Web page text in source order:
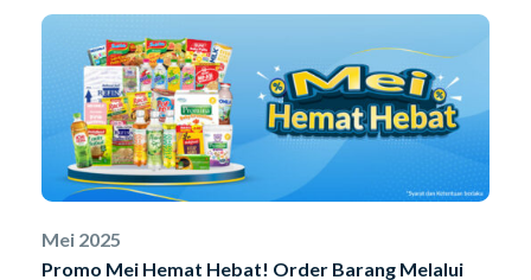
Mei 2025
Promo Mei Hemat Hebat! Order Barang Melalui